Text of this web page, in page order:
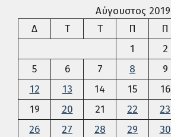
Αύγουστος 2019
ΔΔευτέρα
ΤΤρίτη ΤΤετάρτη
Π Πέμπτη
Π
1
2
5
6 7 8 9
12
13 14 15 16
19
20 21 22 23
26
27 28 29 30